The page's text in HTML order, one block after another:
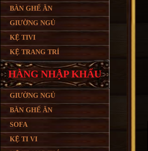
BÀN GHẾ ĂN
GIƯỜNG NGỦ
KỆ TIVI
KỆ TRANG TRÍ
HÀNG NHẬP KHẨU
GIƯỜNG NGỦ
BÀN GHẾ ĂN
SOFA
KỆ TI VI